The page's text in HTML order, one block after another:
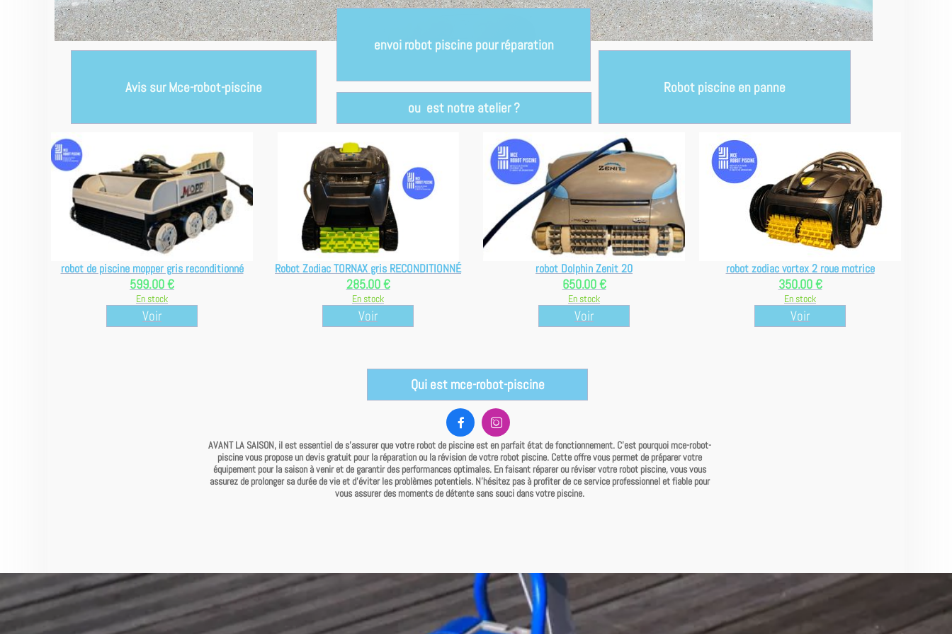
envoi robot piscine pour réparation
Avis sur Mce-robot-piscine
Robot piscine en panne
ou est notre atelier ?
robot de piscine mopper gris reconditionné
599.00 €
En stock
Voir
Robot Zodiac TORNAX gris RECONDITIONNÉ
285.00 €
En stock
Voir
robot Dolphin Zenit 20
650.00 €
En stock
Voir
robot zodiac vortex 2 roue motrice
350.00 €
En stock
Voir
Qui est mce-robot-piscine
 
AVANT LA SAISON, il est essentiel de s'assurer que votre robot de piscine est en parfait état de fonctionnement. C'est pourquoi mce-robot-
piscine vous propose un devis gratuit pour la réparation ou la révision de votre robot piscine. Cette offre vous permet de préparer votre
équipement pour la saison à venir et de garantir des performances optimales. En faisant réparer ou réviser votre robot piscine, vous vous
assurez de prolonger sa durée de vie et d'éviter les problèmes potentiels. N'hésitez pas à profiter de ce service professionnel et fiable pour
vous assurer des moments de détente sans souci dans votre piscine.